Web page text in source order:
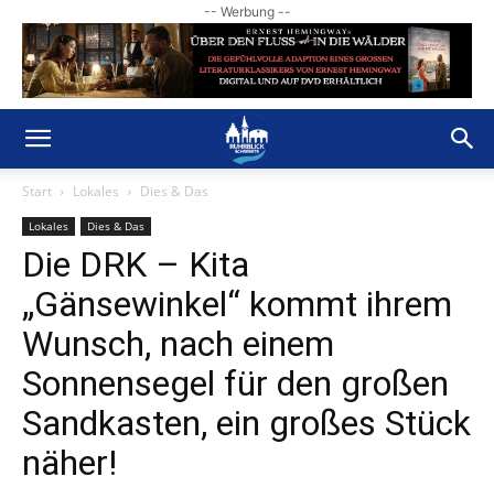
-- Werbung --
Start Lokales Dies & Das
Lokales Dies & Das
Die DRK – Kita
„Gänsewinkel“ kommt ihrem
Wunsch, nach einem
Sonnensegel für den großen
Sandkasten, ein großes Stück
näher!